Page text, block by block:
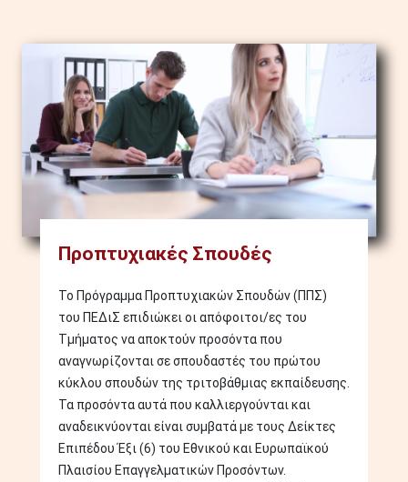
Προπτυχιακές Σπουδές
Το Πρόγραμμα Προπτυχιακών Σπουδών (ΠΠΣ)
του ΠΕΔιΣ επιδιώκει οι απόφοιτοι/ες του
Τμήματος να αποκτούν προσόντα που
αναγνωρίζονται σε σπουδαστές του πρώτου
κύκλου σπουδών της τριτοβάθμιας εκπαίδευσης.
Τα προσόντα αυτά που καλλιεργούνται και
αναδεικνύονται είναι συμβατά με τους Δείκτες
Επιπέδου Έξι (6) του Εθνικού και Ευρωπαϊκού
Πλαισίου Επαγγελματικών Προσόντων.